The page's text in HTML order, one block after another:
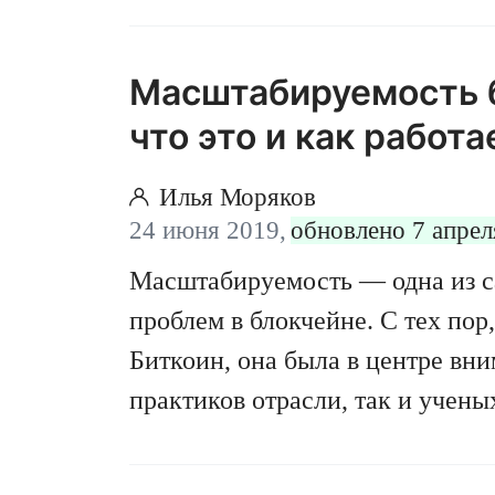
ими как попытка исправить
хотя в итоге прийти к
глобальных масштабах всё
Масштабируемость
что это и как
Илья Моряков
24 июня 2019, обновлено 7
Масштабируемость — одна из
проблем в блокчейне. С тех
Биткоин, она была в центре
практиков отрасли, так и